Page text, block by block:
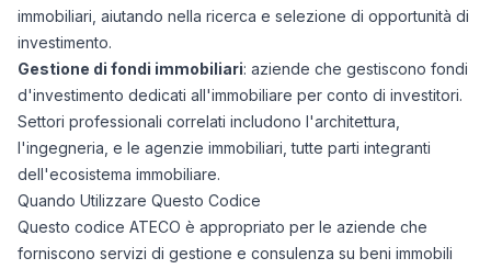
immobiliari, aiutando nella ricerca e selezione di opportunità di
investimento.
Gestione di fondi immobiliari: aziende che gestiscono fondi
d'investimento dedicati all'immobiliare per conto di investitori.
Settori professionali correlati includono l'architettura,
l'ingegneria, e le agenzie immobiliari, tutte parti integranti
dell'ecosistema immobiliare.
Quando Utilizzare Questo Codice
Questo codice ATECO è appropriato per le aziende che
forniscono servizi di gestione e consulenza su beni immobili